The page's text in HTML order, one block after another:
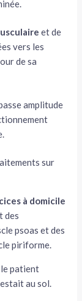
et de
vers les
de sa
amplitude
sur
à domicile
des
psoas et des
piriforme.
le patient
au sol.